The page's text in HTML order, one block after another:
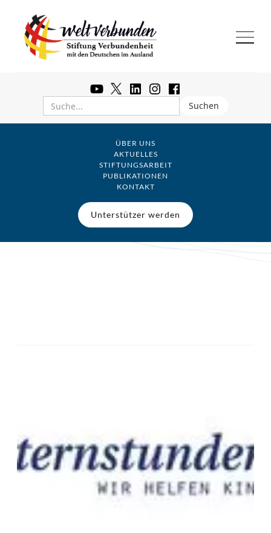
ÜBER UNS
AKTUELLES
STIFTUNGSARBEIT
PUBLIKATIONEN
KONTAKT
Unterstützer werden
Zu allen Beiträgen